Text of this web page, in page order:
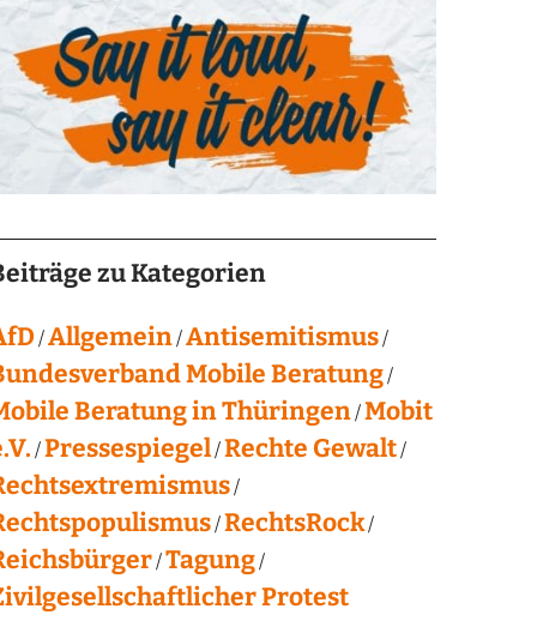
zu Kategorien
Allgemein Antisemitismus
Mobile Beratung
Beratung in Thüringen Mobit
Pressespiegel Rechte Gewalt
RechtsRock
Tagung
Protest